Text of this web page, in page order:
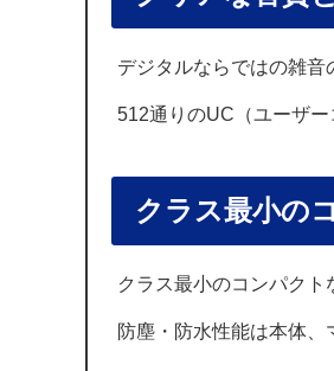
デジタルならではの雑
512通りのUC（ユーザ
クラス最小の
クラス最小のコンパク
防塵・防水性能は本体